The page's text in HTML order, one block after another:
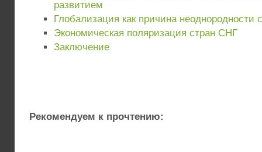
развитием
Глобализация как причина неоднородности
Экономическая поляризация стран СНГ
Заключение
Рекомендуем к прочтению: